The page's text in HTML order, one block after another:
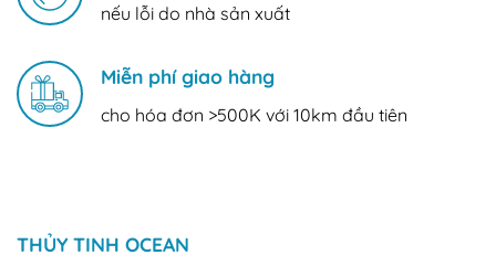
nếu lỗi do nhà sản xuất
Miễn phí giao hàng
cho hóa đơn >500K với 10km đầu tiên
THỦY TINH OCEAN